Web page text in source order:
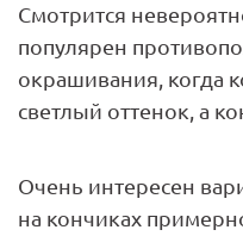
Смотрится
популярен
окрашивания, когда
светлый оттенок, а
Очень интересен
на кончиках